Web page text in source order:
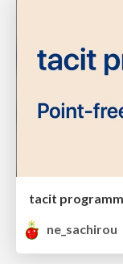
ne_sachirou